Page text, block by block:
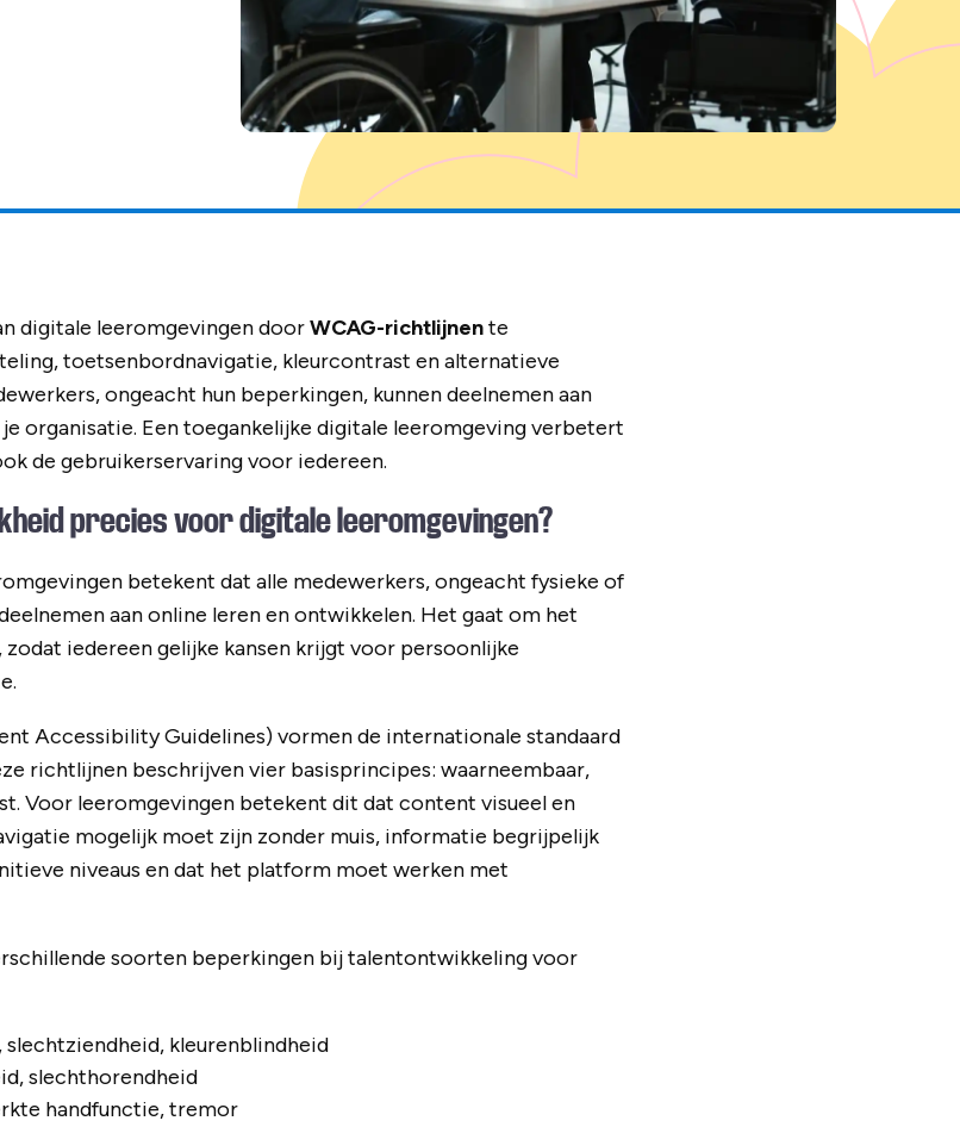
digitale leeromgevingen doorWCAG-richtlijnente
toetsenbordnavigatie, kleurcontrast en alternatieve
ongeacht hun beperkingen, kunnen deelnemen aan
organisatie. Een toegankelijke digitale leeromgeving verbetert
de gebruikerservaring voor iedereen.
precies voor digitale leeromgevingen?
betekent dat alle medewerkers, ongeacht fysieke of
aan online leren en ontwikkelen. Het gaat om het
iedereen gelijke kansen krijgt voor persoonlijke
Accessibility Guidelines) vormen de internationale standaard
richtlijnen beschrijven vier basisprincipes: waarneembaar,
Voor leeromgevingen betekent dit dat content visueel en
mogelijk moet zijn zonder muis, informatie begrijpelijk
niveaus en dat het platform moet werken met
soorten beperkingen bij talentontwikkeling voor
kleurenblindheid
slechthorendheid
handfunctie, tremor